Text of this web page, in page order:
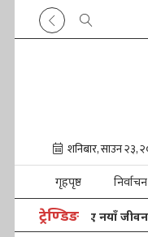
गृहपृष्ठ निर्वाचन
ट्रेण्डिङ
दिए नयाँ जीवन